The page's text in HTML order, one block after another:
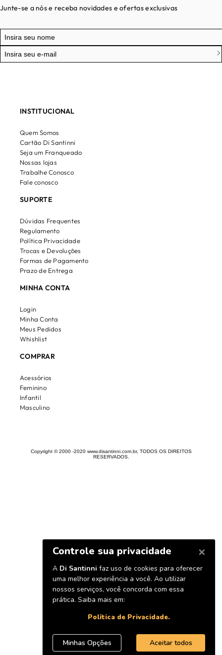
Junte-se a nós e receba novidades e ofertas exclusivas
INSTITUCIONAL
Quem Somos
Cartão Di Santinni
Seja um Franqueado
Nossas lojas
Trabalhe Conosco
Fale conosco
SUPORTE
Dúvidas Frequentes
Regulamento
Política Privacidade
Trocas e Devoluções
Formas de Pagamento
Prazo de Entrega
MINHA CONTA
Login
Minha Conta
Meus Pedidos
Whishlist
COMPRAR
Acessórios
Feminino
Infantil
Masculino
Copyright © 2000 -2020 www.disantinni.com.br, TODOS OS DIREITOS
RESERVADOS.